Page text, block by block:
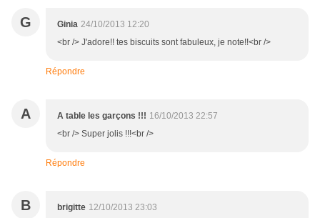
G Ginia 24/10/2013 12:20
<br /> J'adore!! tes biscuits sont fabuleux, je note!!<br />
Répondre
A A table les garçons !!! 16/10/2013 22:57
<br /> Super jolis !!!<br />
Répondre
B brigitte 12/10/2013 23:03